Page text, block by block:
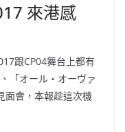
來港感
跟CP04舞台上都有
「オール・オーヴァ
面會，本報趁這次機